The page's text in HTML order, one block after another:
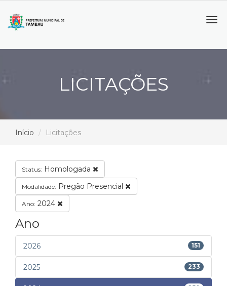
LICITAÇÕES
Início Licitações
Status: Homologada
Modalidade: Pregão Presencial
Ano: 2024
Ano
2026 151
2025 233